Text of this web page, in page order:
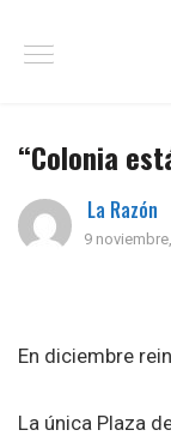
“Colonia
La Razón
9
En diciembre
La única Plaza